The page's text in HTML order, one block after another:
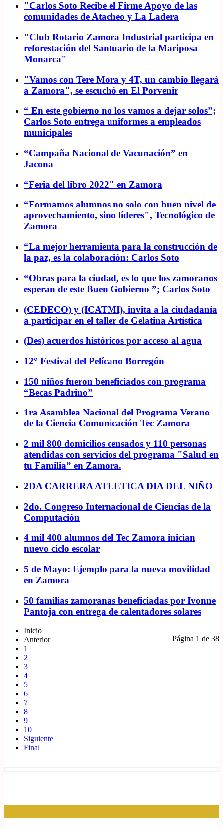
"Carlos Soto Recibe el Firme Apoyo de las
comunidades de Atacheo y La Ladera
"Club Rotario Zamora Industrial participa en
reforestación del Santuario de la Mariposa
Monarca"
"Vamos con Tere Mora y 4T, un cambio llegará
a Zamora", se escuchó en El Porvenir
“ En este gobierno no los vamos a dejar solos”;
Carlos Soto entrega uniformes a empleados
municipales
“Campaña Nacional de Vacunación” en
Jacona
“Feria del libro 2022" en Zamora
“Formamos alumnos no solo con buen nivel de
aprovechamiento, sino líderes", Tecnológico de
Zamora
“La mejor herramienta para la construcción de
la paz, es la colaboración: Carlos Soto
“Obras para la ciudad, es lo que los zamoranos
esperan de este Buen Gobierno ”; Carlos Soto
(CEDECO) y (ICATMI), invita a la ciudadanía
a participar en el taller de Gelatina Artística
(Des) acuerdos históricos por acceso al agua
12° Festival del Pelícano Borregón
150 niños fueron beneficiados con programa
“Becas Padrino”
1ra Asamblea Nacional del Programa Verano
de la Ciencia Comunicación Tec Zamora
2 mil 800 domicilios censados y 110 personas
atendidas con servicios del programa "Salud en
tu Familia” en Zamora.
2DA CARRERA ATLETICA DIA DEL NIÑO
2do. Congreso Internacional de Ciencias de la
Computación
4 mil 400 alumnos del Tec Zamora inician
nuevo ciclo escolar
5 de Mayo: Ejemplo para la nueva movilidad
en Zamora
50 familias zamoranas beneficiadas por Ivonne
Pantoja con entrega de calentadores solares
Página 1 de 38
Inicio
Anterior
1
2
3
4
5
6
7
8
9
10
Siguiente
Final